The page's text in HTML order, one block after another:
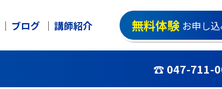
ブログ 講師紹介 無料体験 お申し
☎ 047-711-